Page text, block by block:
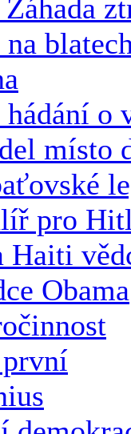
hádání
místo
pro
Haiti
Obama